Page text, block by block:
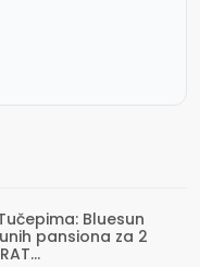
Tučepima: Bluesun
pansiona za 2